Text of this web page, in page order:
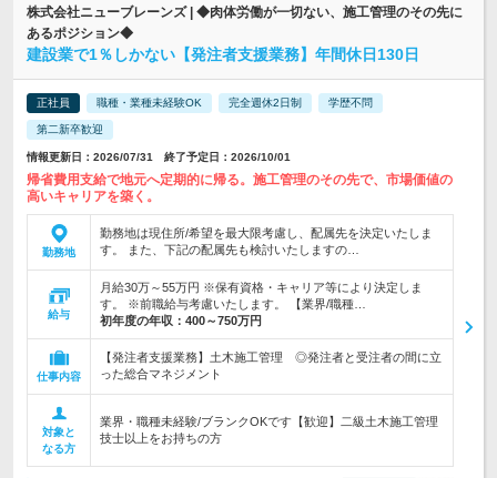
株式会社ニューブレーンズ | ◆肉体労働が一切ない、施工管理のその先に
あるポジション◆
建設業で1％しかない【発注者支援業務】年間休日130日
正社員 職種・業種未経験OK 完全週休2日制 学歴不問
第二新卒歓迎
情報更新日：2026/07/31 終了予定日：2026/10/01
帰省費用支給で地元へ定期的に帰る。施工管理のその先で、市場価値の
高いキャリアを築く。
勤務地
勤務地は現住所/希望を最大限考慮し、配属先を決定いたしま
す。 また、下記の配属先も検討いたしますの…
給与
月給30万～55万円 ※保有資格・キャリア等により決定しま
す。 ※前職給与考慮いたします。 【業界/職種…
初年度の年収： 400～750万円
仕事内容
【発注者支援業務】土木施工管理 ◎発注者と受注者の間に立
った総合マネジメント
対象と
なる方
業界・職種未経験/ブランクOKです【歓迎】二級土木施工管理
技士以上をお持ちの方